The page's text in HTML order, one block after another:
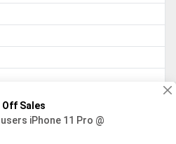
ТОЛЬКО ДЛЯ ОЗНАКОМЛЕНИЯ,